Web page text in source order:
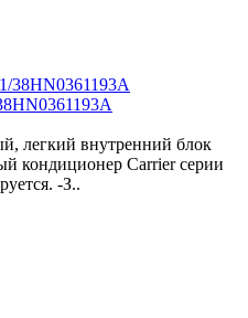
легкий внутренний блок
кондиционер Carrier серии
-З..